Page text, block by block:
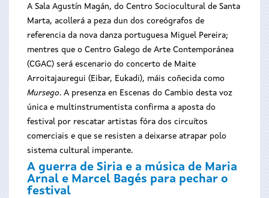
A Sala Agustín Magán, do Centro Sociocultural de Santa
Marta, acollerá a peza dun dos coreógrafos de
referencia da nova danza portuguesa Miguel Pereira;
mentres que o Centro Galego de Arte Contemporánea
(CGAC) será escenario do concerto de Maite
Arroitajauregui (Eibar, Eukadi), máis coñecida como
Mursego. A presenza en Escenas do Cambio desta voz
única e multinstrumentista confirma a aposta do
festival por rescatar artistas fóra dos circuítos
comerciais e que se resisten a deixarse atrapar polo
sistema cultural imperante.
A guerra de Siria e a música de Maria
Arnal e Marcel Bagés para pechar o
festival